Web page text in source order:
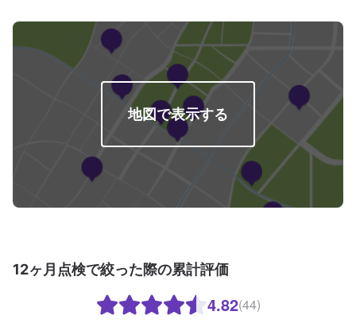
地図で表示する
12ヶ月点検で絞った際の累計評価
4.82(44)